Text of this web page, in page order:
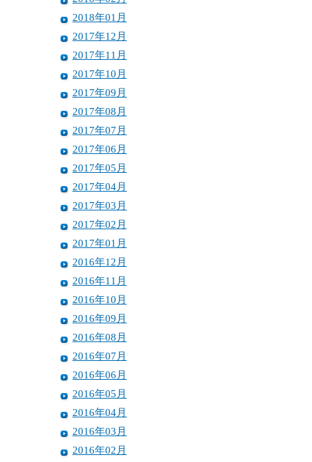
2018年01月
2017年12月
2017年11月
2017年10月
2017年09月
2017年08月
2017年07月
2017年06月
2017年05月
2017年04月
2017年03月
2017年02月
2017年01月
2016年12月
2016年11月
2016年10月
2016年09月
2016年08月
2016年07月
2016年06月
2016年05月
2016年04月
2016年03月
2016年02月